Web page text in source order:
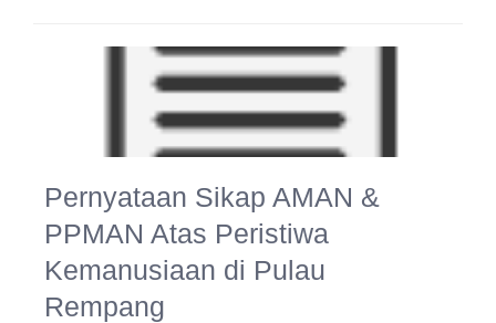
Pernyataan Sikap AMAN &
PPMAN Atas Peristiwa
Kemanusiaan di Pulau
Rempang